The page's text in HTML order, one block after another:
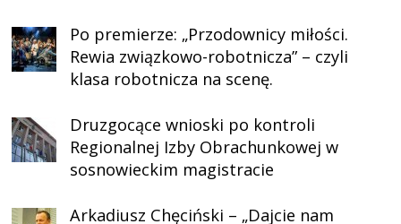
Po premierze: „Przodownicy miłości.
Rewia związkowo-robotnicza” – czyli
klasa robotnicza na scenę.
Druzgocące wnioski po kontroli
Regionalnej Izby Obrachunkowej w
sosnowieckim magistracie
Arkadiusz Chęciński – „Dajcie nam